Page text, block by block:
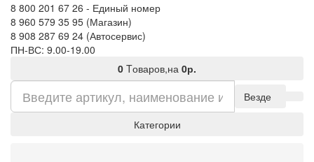
8 800 201 67 26 - Единый номер
8 960 579 35 95 (Магазин)
8 908 287 69 24 (Автосервис)
ПН-ВС: 9.00-19.00
0 Tоваров,на 0р.
Везде
Категории